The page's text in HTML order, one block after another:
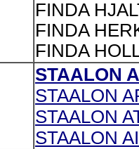
FINDA
FINDA
FINDA
STAALON
STAALON
STAALON
STAALON